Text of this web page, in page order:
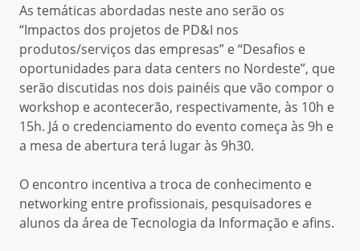
As temáticas abordadas neste ano serão os
“Impactos dos projetos de PD&I nos
produtos/serviços das empresas” e“Desafios e
oportunidades para data centers no Nordeste”, que
serão discutidas nos dois painéis que vão compor o
workshop e acontecerão, respectivamente, às 10h e
15h. Já o credenciamento do evento começa às 9h e
a mesa de abertura terá lugar às 9h30.
O encontro incentiva a troca de conhecimento e
networking entre profissionais, pesquisadores e
alunos da área de Tecnologia da Informação e afins.